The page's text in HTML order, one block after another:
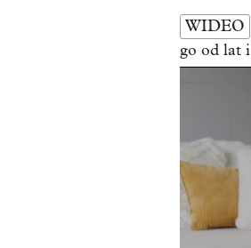
WIDEO
go od lat i